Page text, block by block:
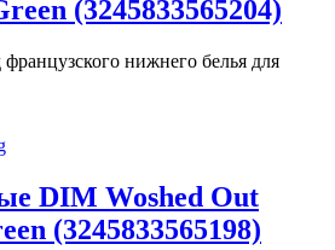
(3245833565204)
нижнего белья для
DIM Woshed Out
(3245833565198)